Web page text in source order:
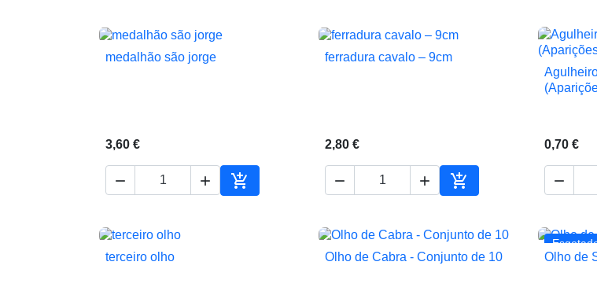
 Vista rápida
medalhão são jorge
3,60 €
  
Adicionar ao carrinho
 Vista rápida
ferradura cavalo – 9cm
2,80 €
  
Adicionar ao carrinho
0,70 €


terceiro olho
 Vista rápida
Olho de Cabra - Conjunto de 10 Olho de